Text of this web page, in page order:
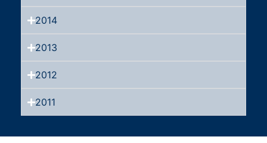
2014
2013
2012
2011